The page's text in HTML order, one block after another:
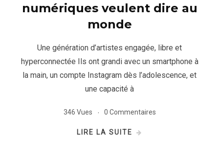
numériques veulent dire au
monde
Une génération d’artistes engagée, libre et
hyperconnectée Ils ont grandi avec un smartphone à
la main, un compte Instagram dès l’adolescence, et
une capacité à
346 Vues 0 Commentaires
LIRE LA SUITE